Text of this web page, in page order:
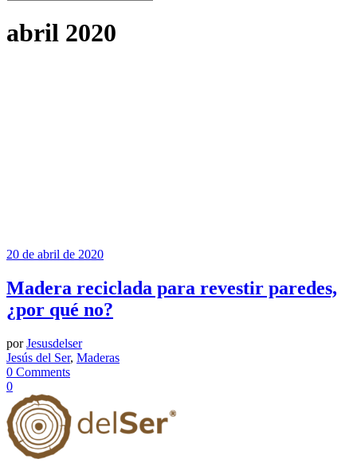
abril 2020
20 de abril de 2020
Madera reciclada para revestir paredes,
¿por qué no?
porJesusdelser
Jesús del Ser, Maderas
0 Comments
0